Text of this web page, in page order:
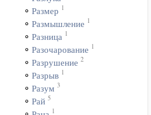
Размер 1
Размышление 1
Разница 1
Разочарование 1
Разрушение 2
Разрыв 1
Разум 3
Рай 5
1